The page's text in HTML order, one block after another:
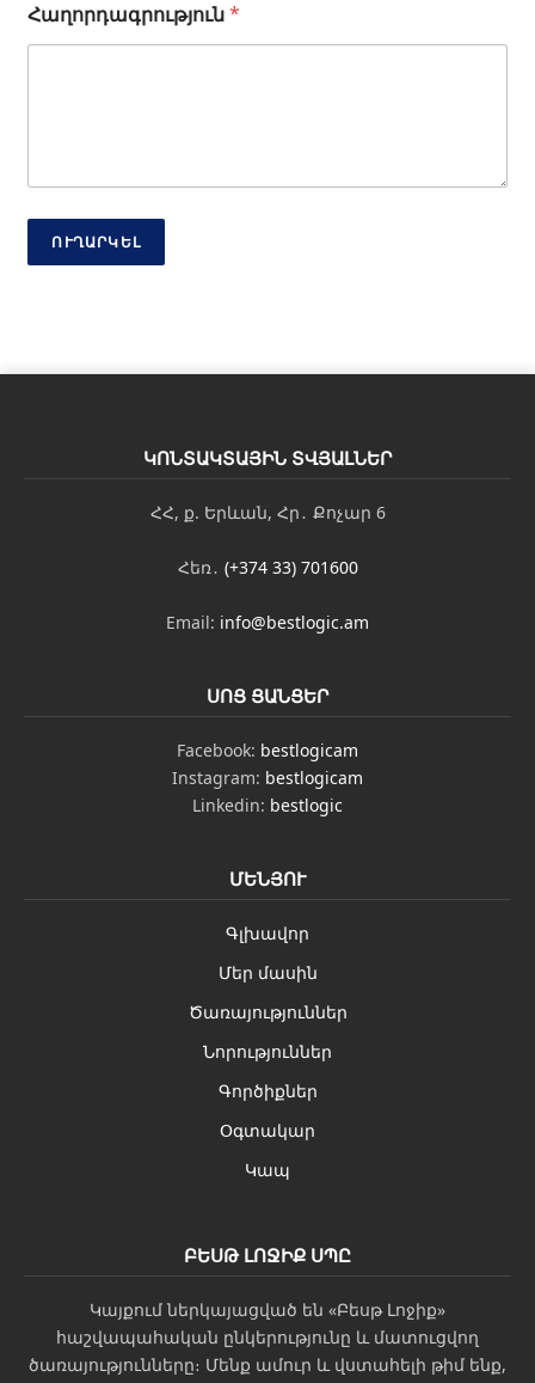
*
Հաղորդագրություն*
ՈՒՂԱՐԿԵԼ
ԿՈՆՏԱԿՏԱՅԻՆ ՏՎՅԱԼՆԵՐ
ՀՀ, ք. Երևան, Հր․ Քոչար 6
Հեռ․ (+374 33) 701600
Email: info@bestlogic.am
ՍՈՑ ՑԱՆՑԵՐ
Facebook: bestlogicam
Instagram: bestlogicam
Linkedin: bestlogic
ՄԵՆՅՈՒ
Գլխավոր
Մեր մասին
Ծառայություններ
Նորություններ
Գործիքներ
Օգտակար
Կապ
ԲԵՍԹ ԼՈՋԻՔ ՍՊԸ
Կայքում ներկայացված են «Բեսթ Լոջիք»
հաշվապահական ընկերությունը և մատուցվող
ծառայությունները։ Մենք ամուր և վստահելի թիմ ենք,